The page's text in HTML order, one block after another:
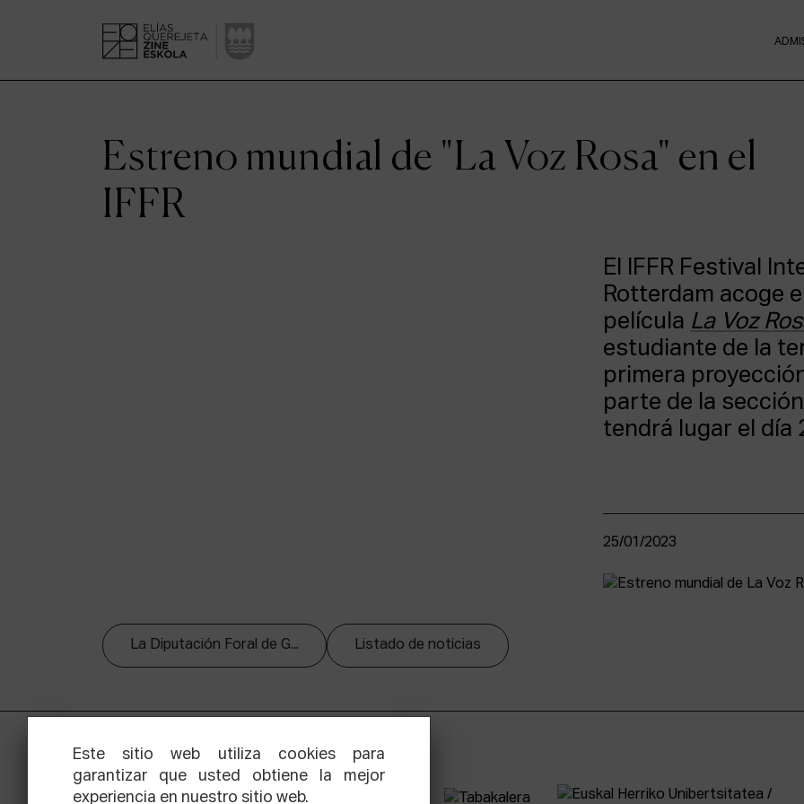
Estreno mundial de "La Voz Rosa" en el
IFFR
El IFFR Festival
Rotterdam acoge
película La Voz
estudiante de la
primera
parte de la
tendrá lugar el día
25/01/2023
La Diputación Foral de G... Listado de noticias
Este sitio web utiliza cookies para
garantizar que usted obtiene la mejor
experiencia en nuestro sitio web.